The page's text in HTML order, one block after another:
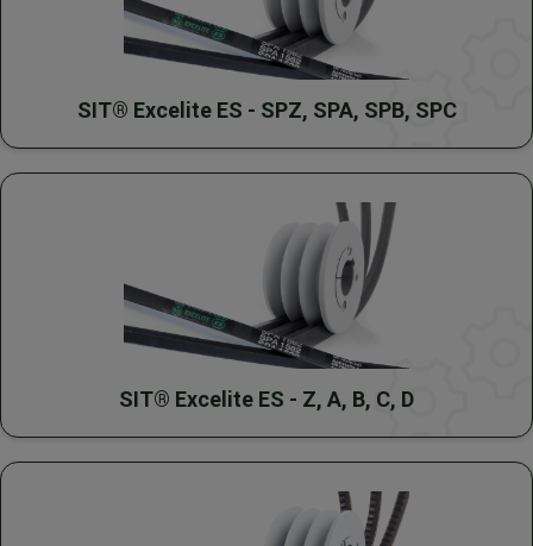
SIT® Excelite ES - SPZ, SPA, SPB, SPC
SIT® Excelite ES - Z, A, B, C, D